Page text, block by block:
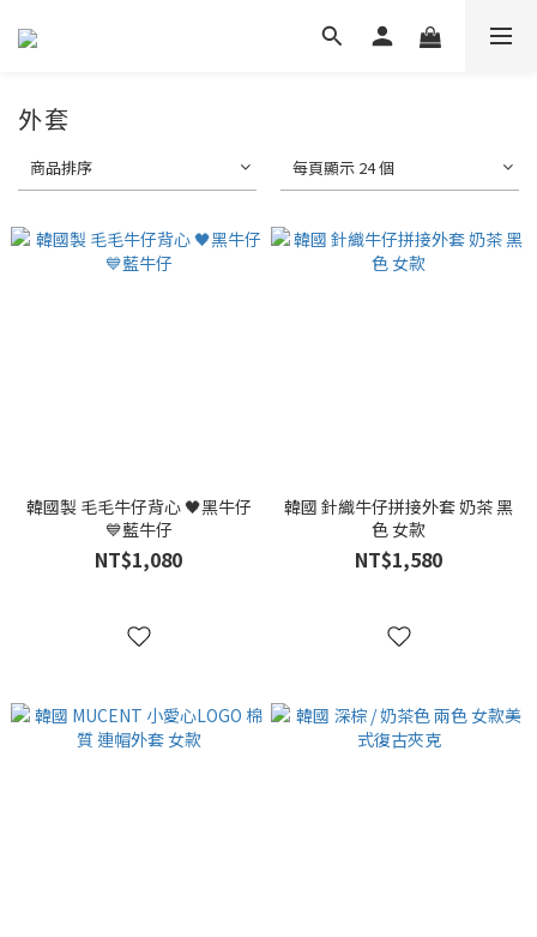
外套
商品排序 每頁顯示 24 個
韓國製 毛毛牛仔背心 🖤黑牛仔
💙藍牛仔
NT$1,080
韓國 針織牛仔拼接外套 奶茶 黑
色 女款
NT$1,580